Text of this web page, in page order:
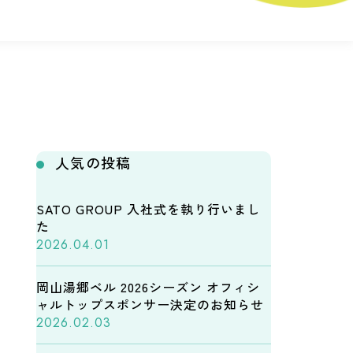
人気の投稿
SATO GROUP 入社式を執り行いまし
た
2026.04.01
岡山湯郷ベル 2026シーズン オフィシ
ャルトップスポンサー決定のお知らせ
2026.02.03